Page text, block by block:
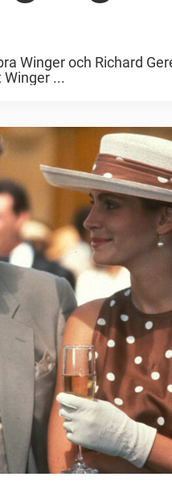
Winger och Richard
Winger ...